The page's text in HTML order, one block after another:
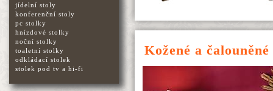
Kožené a
jídelní stoly
konferenční stoly
pc stolky
hnízdové stolky
noční stolky
toaletní stolky
odkládací stolek
stolek pod tv a hi-fi